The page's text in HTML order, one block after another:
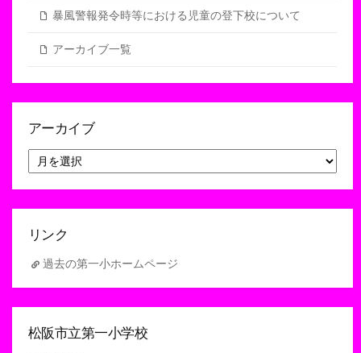
暴風警報発令時等における児童の登下校について
アーカイブ一覧
アーカイブ
ー
カ
リンク
過去の第一小ホームページ
松阪市立第一小学校